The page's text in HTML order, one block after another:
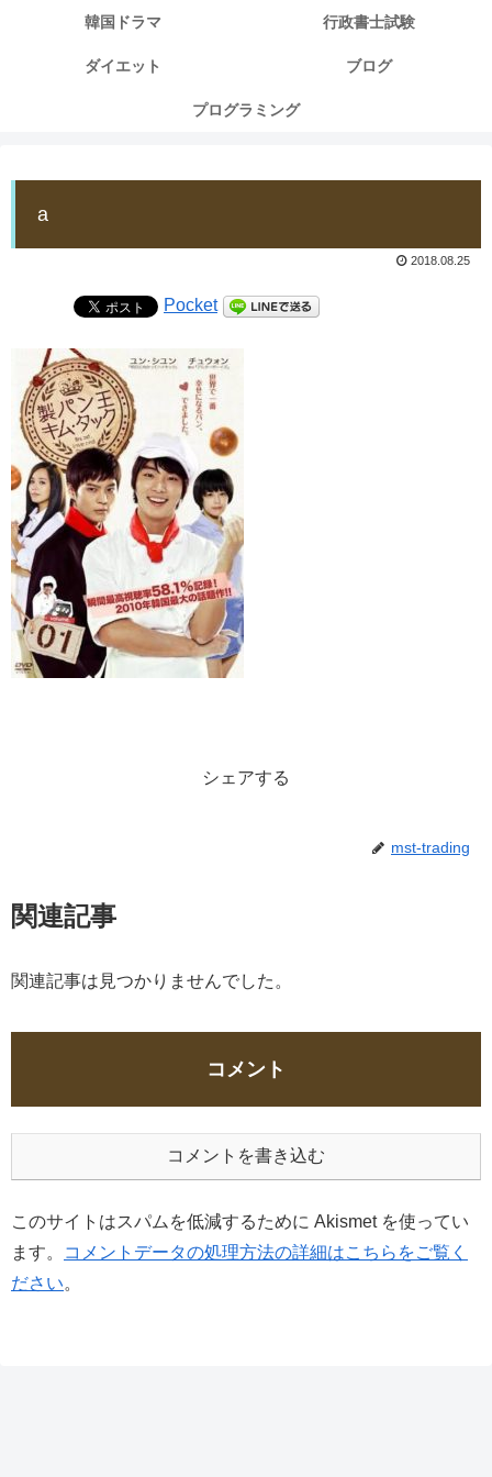
韓国ドラマ 行政書士試験
ダイエット ブログ
プログラミング
a
2018.08.25
Pocket
シェアする
mst-trading
関連記事
関連記事は見つかりませんでした。
コメント
コメントを書き込む
このサイトはスパムを低減するために Akismet を使ってい
ます。
コメントデータの処理方法の詳細はこちらをご覧く
ださい。